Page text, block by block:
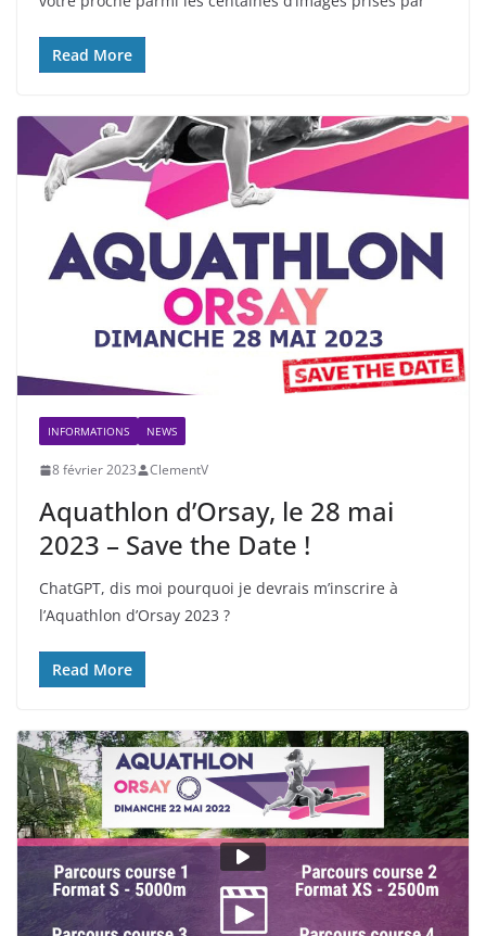
Read More
INFORMATIONS NEWS
8 février 2023 ClementV
Aquathlon d’Orsay, le 28 mai
2023 – Save the Date !
ChatGPT, dis moi pourquoi je devrais m’inscrire à
l’Aquathlon d’Orsay 2023 ?
Read More